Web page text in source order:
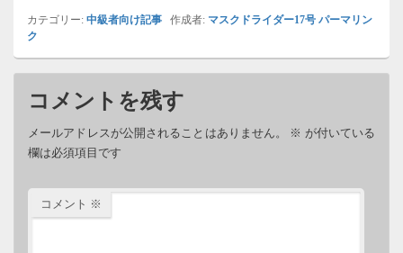
カテゴリー: 中級者向け記事 作成者: マスクドライダー17号 パーマリン
ク
コメントを残す
メールアドレスが公開されることはありません。 ※ が付いている
欄は必須項目です
コメント ※